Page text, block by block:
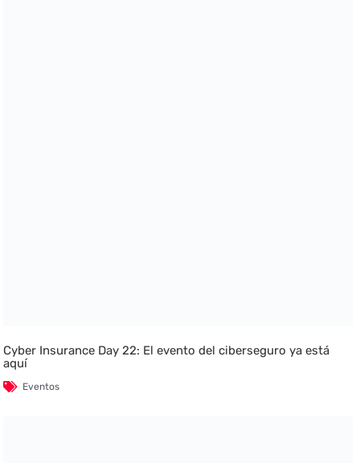
Cyber Insurance Day 22: El evento del ciberseguro ya está
aquí
Eventos